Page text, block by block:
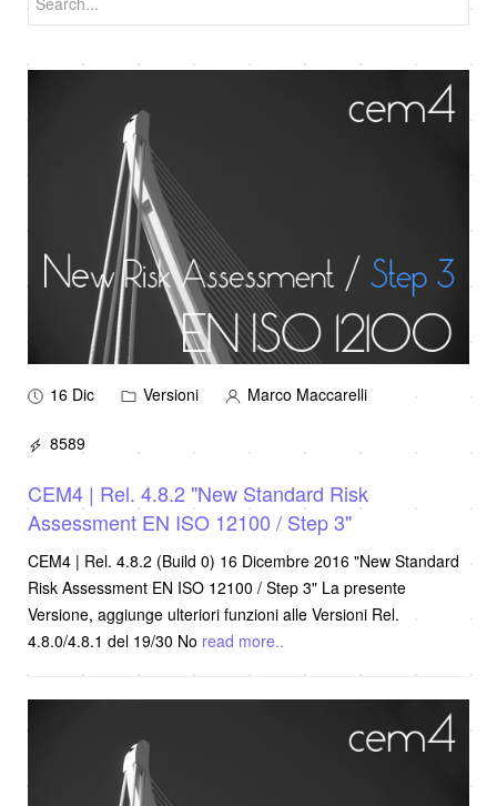
16 Dic Versioni Marco Maccarelli
8589
CEM4 | Rel. 4.8.2 "New Standard Risk
Assessment EN ISO 12100 / Step 3"
CEM4 | Rel. 4.8.2 (Build 0) 16 Dicembre 2016 "New Standard
Risk Assessment EN ISO 12100 / Step 3" La presente
Versione, aggiunge ulteriori funzioni alle Versioni Rel.
4.8.0/4.8.1 del 19/30 No read more..